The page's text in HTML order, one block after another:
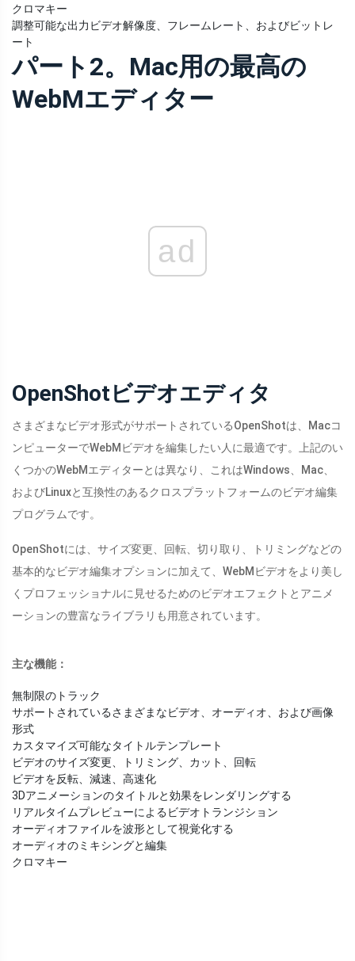
クロマキー
調整可能な出力ビデオ解像度、フレームレート、およびビットレ
ート
パート2。Mac用の最高の
WebMエディター
ad
OpenShotビデオエディタ
さまざまなビデオ形式がサポートされているOpenShotは、Macコ
ンピューターでWebMビデオを編集したい人に最適です。上記のい
くつかのWebMエディターとは異なり、これはWindows、Mac、
およびLinuxと互換性のあるクロスプラットフォームのビデオ編集
プログラムです。
OpenShotには、サイズ変更、回転、切り取り、トリミングなどの
基本的なビデオ編集オプションに加えて、WebMビデオをより美し
くプロフェッショナルに見せるためのビデオエフェクトとアニメ
ーションの豊富なライブラリも用意されています。
主な機能：
無制限のトラック
サポートされているさまざまなビデオ、オーディオ、および画像
形式
カスタマイズ可能なタイトルテンプレート
ビデオのサイズ変更、トリミング、カット、回転
ビデオを反転、減速、高速化
3Dアニメーションのタイトルと効果をレンダリングする
リアルタイムプレビューによるビデオトランジション
オーディオファイルを波形として視覚化する
オーディオのミキシングと編集
クロマキー